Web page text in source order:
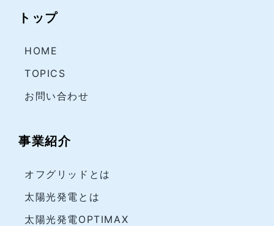
トップ
HOME
TOPICS
お問い合わせ
事業紹介
オフグリッドとは
太陽光発電とは
太陽光発電OPTIMAX